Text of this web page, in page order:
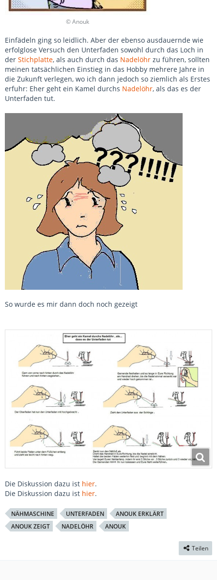
© Anouk
Einfädeln ging so leidlich. Aber der ebenso ausdauernde wie
erfolglose Versuch den Unterfaden sowohl durch das Loch in
der Stichplatte, als auch durch das Nadelöhr zu führen, sollten
meinen tatsächlichen Einstieg in das Hobby mehrere Jahre in
die Zukunft verlegen, wo ich dann jedoch so ziemlich als Erstes
erfuhr: Eher geht ein Kamel durchs Nadelöhr, als das es der
Unterfaden tut.
So wurde es mir dann doch noch gezeigt
Die Diskussion dazu ist hier.
Die Diskussion dazu ist hier.
NÄHMASCHINE UNTERFADEN
ANOUK ERKLÄRT
ANOUK ZEIGT
NADELÖHR ANOUK
Teilen